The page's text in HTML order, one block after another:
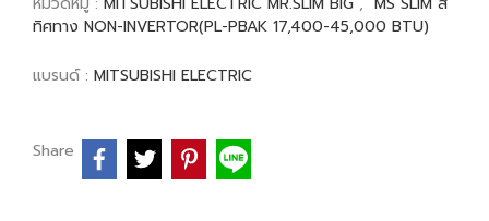
ทิศทาง NON-INVERTOR(PL-PBAK 17,400-45,000 BTU)
แบรนด์ : MITSUBISHI ELECTRIC
Share